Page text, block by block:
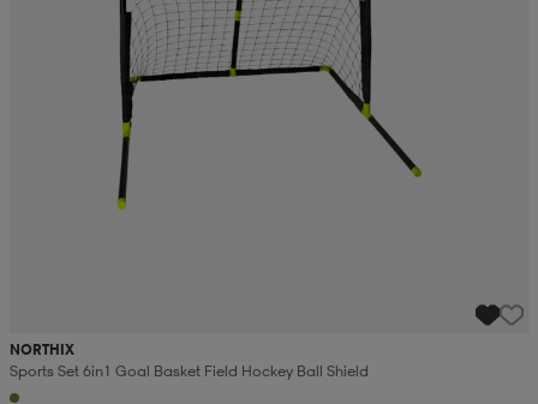
NORTHIX
Sports Set 6in1 Goal Basket Field Hockey Ball Shield